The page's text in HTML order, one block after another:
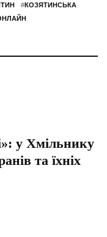
#КОЗЯТИНСЬКА
у Хмільнику
та їхніх